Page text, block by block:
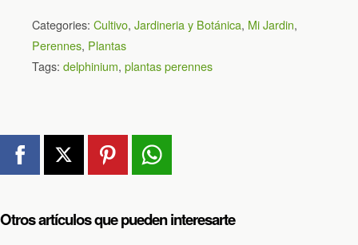
Categories: Cultivo, Jardineria y Botánica, Mi Jardin,
Perennes, Plantas
Tags: delphinium, plantas perennes
Otros artículos que pueden interesarte